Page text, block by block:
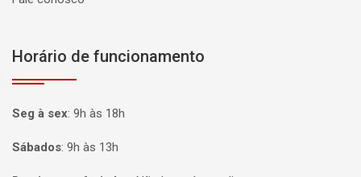
Horário de funcionamento
Seg à sex: 9h às 18h
Sábados: 9h às 13h